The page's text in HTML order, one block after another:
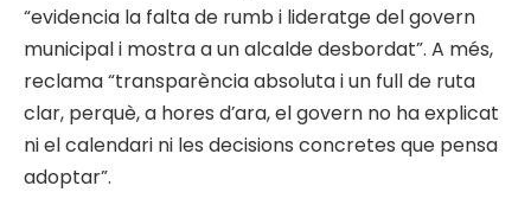
“evidencia la falta de rumb i lideratge del govern
municipal i mostra a un alcalde desbordat”. A més,
reclama “transparència absoluta i un full de ruta
clar, perquè, a hores d’ara, el govern no ha explicat
ni el calendari ni les decisions concretes que pensa
adoptar”.